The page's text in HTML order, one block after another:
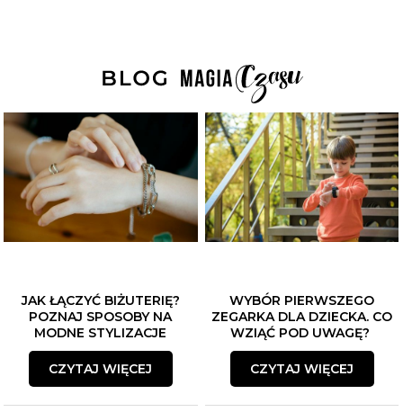
JAK ŁĄCZYĆ BIŻUTERIĘ?
POZNAJ SPOSOBY NA
MODNE STYLIZACJE
CZYTAJ WIĘCEJ
WYBÓR PIERWSZEGO
ZEGARKA DLA DZIECKA. CO
WZIĄĆ POD UWAGĘ?
CZYTAJ WIĘCEJ